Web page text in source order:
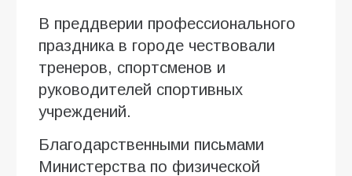
В преддверии профессионального
праздника в городе чествовали
тренеров, спортсменов и
руководителей спортивных
учреждений.
Благодарственными письмами
Министерства по физической